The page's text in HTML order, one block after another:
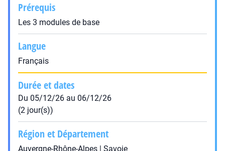
Prérequis
Les 3 modules de base
Langue
Français
Durée et dates
Du 05/12/26 au 06/12/26
(2 jour(s))
Région et Département
Auvergne-Rhône-Alpes | Savoie